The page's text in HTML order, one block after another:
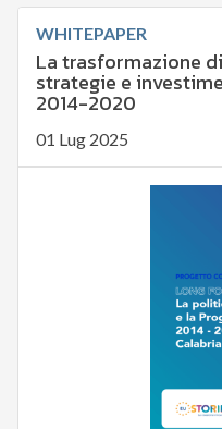
WHITEPAPER
La trasformazione
strategie e
2014-2020
01 Lug 2025